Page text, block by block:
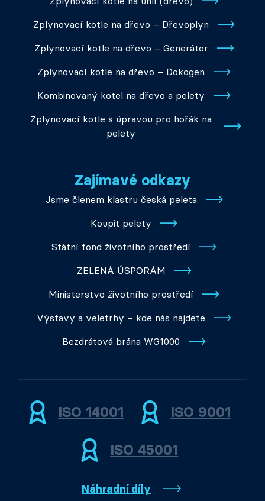
Zplynovací kotle na dřevo – Dřevoplyn
Zplynovací kotle na dřevo – Generátor
Zplynovací kotle na dřevo – Dokogen
Kombinovaný kotel na dřevo a pelety
Zplynovací kotle s úpravou pro hořák na
pelety
Zajímavé odkazy
Jsme členem klastru česká peleta
Koupit pelety
Státní fond životního prostředí
ZELENÁ ÚSPORÁM
Ministerstvo životního prostředí
Výstavy a veletrhy – kde nás najdete
Bezdrátová brána WG1000
ISO 14001 ISO 9001
ISO 45001
Náhradní díly